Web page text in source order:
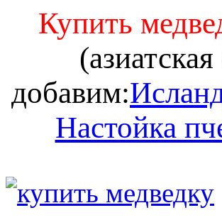
Купить
добавим:
Настойка